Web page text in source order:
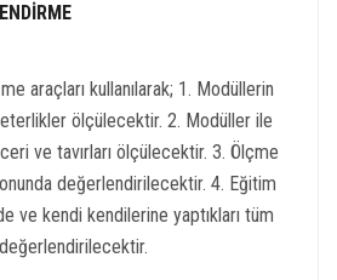
araçları kullanılarak; 1. Modüllerin
ölçülecektir. 2. Modüller ile
ve tavırları ölçülecektir. 3. Ölçme
değerlendirilecektir. 4. Eğitim
ve kendi kendilerine yaptıkları tüm